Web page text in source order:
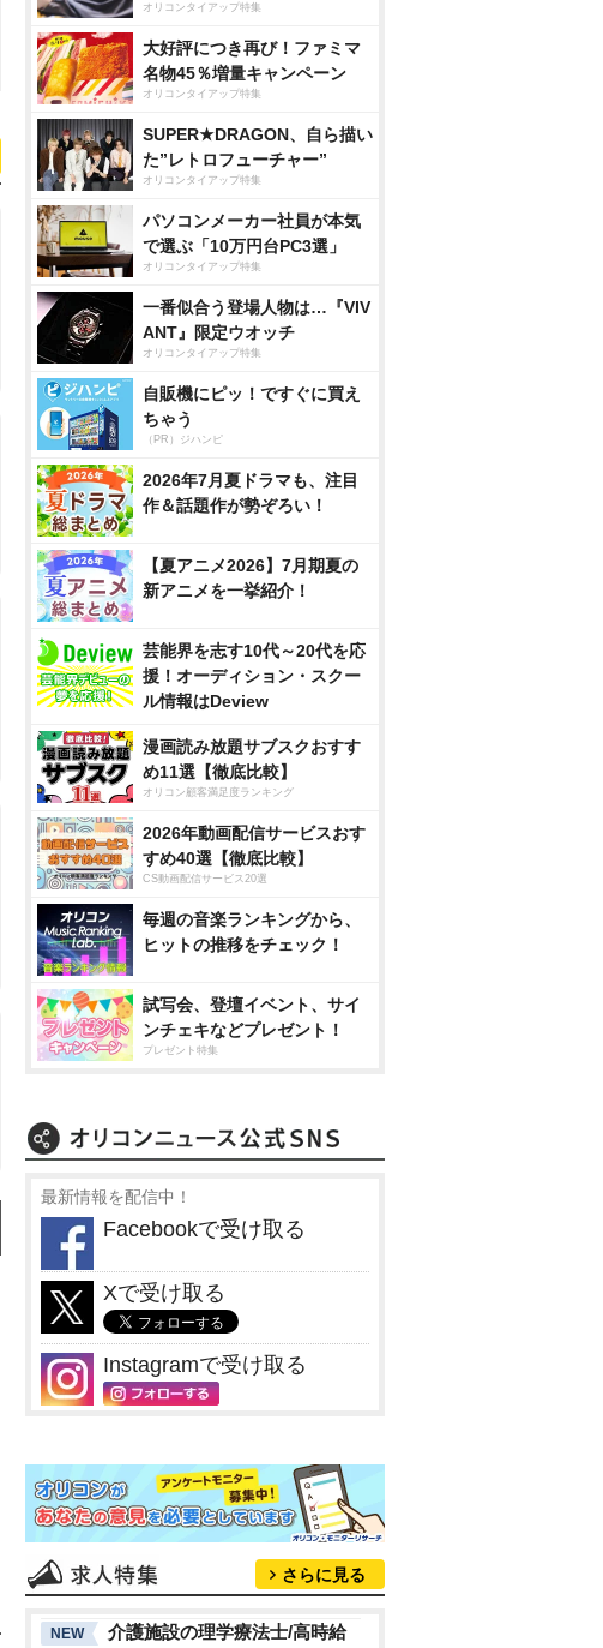
オリコンタイアップ特集
大好評につき再び！ファミマ
名物45％増量キャンペーン
オリコンタイアップ特集
SUPER★DRAGON、自ら描い
た”レトロフューチャー”
オリコンタイアップ特集
パソコンメーカー社員が本気
で選ぶ「10万円台PC3選」
オリコンタイアップ特集
一番似合う登場人物は…『VIV
ANT』限定ウオッチ
オリコンタイアップ特集
自販機にピッ！ですぐに買え
ちゃう
（PR）ジハンピ
2026年7月夏ドラマも、注目
作＆話題作が勢ぞろい！
【夏アニメ2026】7月期夏の
新アニメを一挙紹介！
芸能界を志す10代～20代を応
援！オーディション・スクー
ル情報はDeview
漫画読み放題サブスクおすす
め11選【徹底比較】
オリコン顧客満足度ランキング
2026年動画配信サービスおす
すめ40選【徹底比較】
CS動画配信サービス20選
毎週の音楽ランキングから、
ヒットの推移をチェック！
試写会、登壇イベント、サイ
ンチェキなどプレゼント！
プレゼント特集
最新情報を配信中！
Facebookで受け取る
Xで受け取る
Instagramで受け取る
さらに見る
NEW 介護施設の理学療法士/高時給